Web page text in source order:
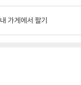
내 가게에서 팔기